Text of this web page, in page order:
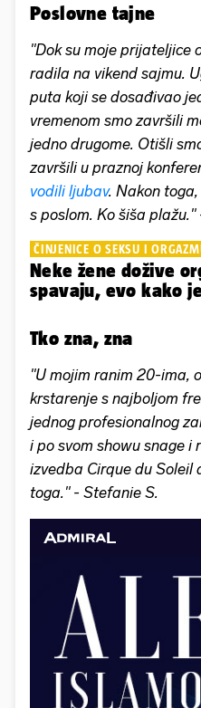
Poslovne tajne
"Dok su moje prijateljice
radila na vikend sajmu.
puta koji se dosađivao
vremenom smo završili
jedno drugome. Otišli
završili u praznoj
vodili ljubav. Nakon
s poslom. Ko šiša plažu."
ČINJENICE O SEKSU I
Neke žene dožive
spavaju, evo kako
Tko zna, zna
"U mojim ranim 20-ima,
krstarenje s najboljom
jednog profesionalnog
i po svom showu snage i
izvedba Cirque du Soleil
toga." - Stefanie S.